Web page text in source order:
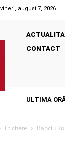
vineri, august 7, 2026
CONTACT
ULTIMA
Etichete Banciu